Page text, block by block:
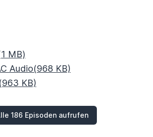
MB)
Audio(968 KB)
(963 KB)
186 Episoden aufrufen